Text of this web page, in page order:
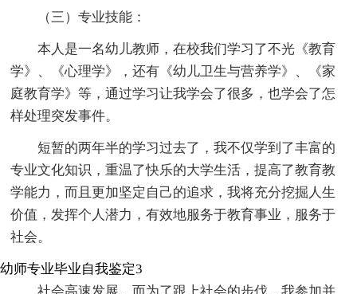
（三）专业技能：
本人是一名幼儿教师，在校我们学习了不光《教育
学》、《心理学》，还有《幼儿卫生与营养学》、《家
庭教育学》等，通过学习让我学会了很多，也学会了怎
样处理突发事件。
短暂的两年半的学习过去了，我不仅学到了丰富的
专业文化知识，重温了快乐的大学生活，提高了教育教
学能力，而且更加坚定自己的追求，我将充分挖掘人生
价值，发挥个人潜力，有效地服务于教育事业，服务于
社会。
幼师专业毕业自我鉴定3